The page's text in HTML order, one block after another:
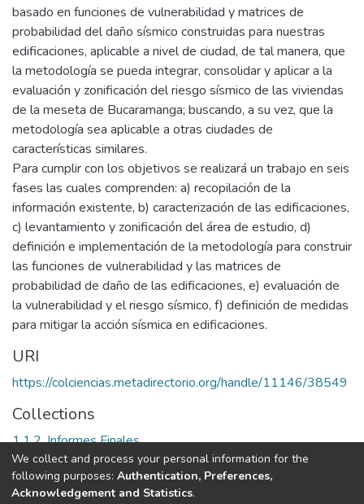
basado en funciones de vulnerabilidad y matrices de
probabilidad del daño sísmico construidas para nuestras
edificaciones, aplicable a nivel de ciudad, de tal manera, que
la metodología se pueda integrar, consolidar y aplicar a la
evaluación y zonificación del riesgo sísmico de las viviendas
de la meseta de Bucaramanga; buscando, a su vez, que la
metodología sea aplicable a otras ciudades de
características similares.
Para cumplir con los objetivos se realizará un trabajo en seis
fases las cuales comprenden: a) recopilación de la
información existente, b) caracterización de las edificaciones,
c) levantamiento y zonificación del área de estudio, d)
definición e implementación de la metodología para construir
las funciones de vulnerabilidad y las matrices de
probabilidad de daño de las edificaciones, e) evaluación de
la vulnerabilidad y el riesgo sísmico, f) definición de medidas
para mitigar la acción sísmica en edificaciones.
URI
https://colciencias.metadirectorio.org/handle/11146/38549
Collections
1.1.2. Informes Finales
Full item page
We collect and process your personal information for the
following purposes: Authentication, Preferences,
Acknowledgement and Statistics.